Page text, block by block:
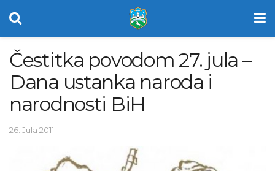
Čestitka povodom 27. jula –
Dana ustanka naroda i
narodnosti BiH
26. Jula 2011.